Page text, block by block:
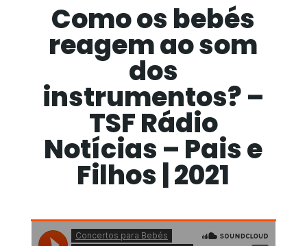
Como os bebés
reagem ao som
dos
instrumentos? –
TSF Rádio
Notícias – Pais e
Filhos | 2021